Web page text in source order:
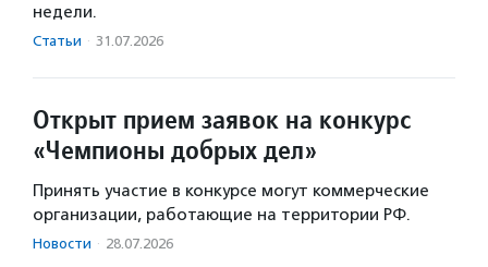
недели.
Статьи · 31.07.2026
Открыт прием заявок на конкурс
«Чемпионы добрых дел»
Принять участие в конкурсе могут коммерческие
организации, работающие на территории РФ.
Новости · 28.07.2026